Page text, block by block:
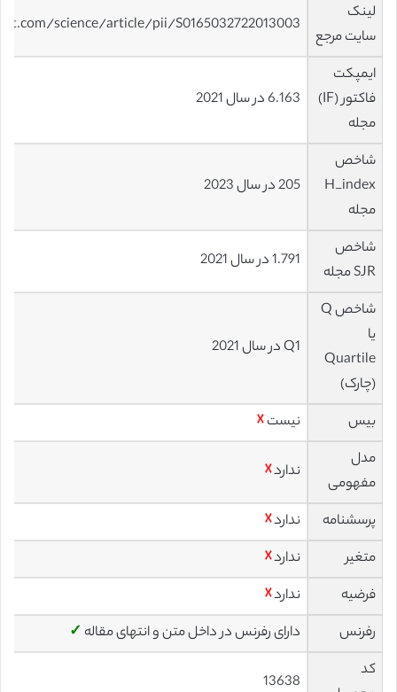
لینک
سایت مرجع
science/article/pii/S0165032722013003
ایمپکت
فاکتور (IF)
مجله
6.163 در سال 2021
شاخص
H_index
مجله
205 در سال 2023
شاخص
SJR مجله
1.791 در سال 2021
شاخص Q
یا
Quartile
(چارک)
Q1 در سال 2021
بیس نیست☓
مدل
مفهومی
ندارد☓
پرسشنامه ندارد☓
متغیر
ندارد☓
فرضیه
ندارد☓
رفرنس
دارای رفرنس در داخل متن و انتهای مقاله ✓
کد
13638